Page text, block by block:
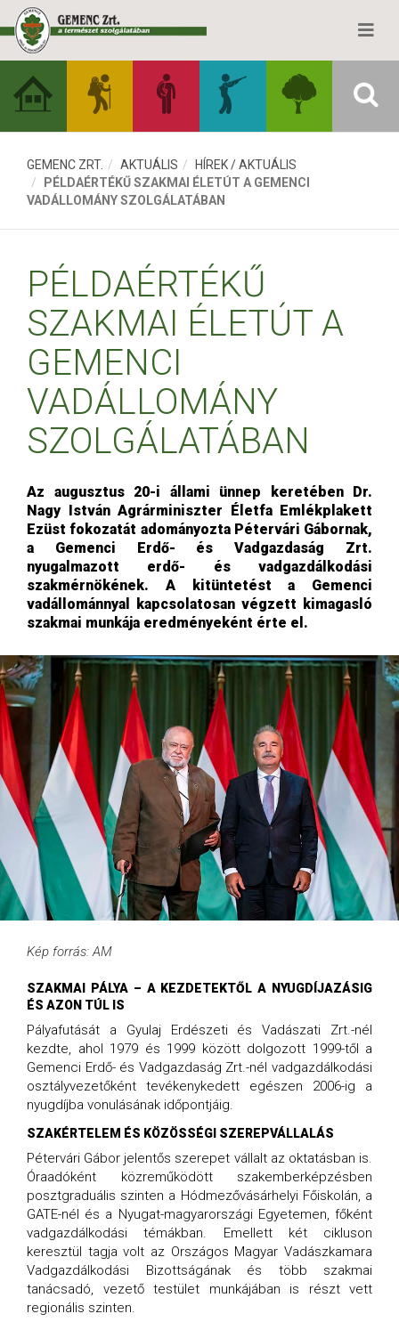
GEMENC ZRT. AKTUÁLIS
HÍREK / AKTUÁLIS
PÉLDAÉRTÉKŰ SZAKMAI ÉLETÚT A GEMENCI
VADÁLLOMÁNY SZOLGÁLATÁBAN
PÉLDAÉRTÉKŰ
SZAKMAI ÉLETÚT A
GEMENCI
VADÁLLOMÁNY
SZOLGÁLATÁBAN
Az augusztus 20-i állami ünnep keretében Dr.
Nagy István Agrárminiszter Életfa Emlékplakett
Ezüst fokozatát adományozta Pétervári Gábornak,
a Gemenci Erdő- és Vadgazdaság Zrt.
nyugalmazott erdő- és vadgazdálkodási
szakmérnökének. A kitüntetést a Gemenci
vadállománnyal kapcsolatosan végzett kimagasló
szakmai munkája eredményeként érte el.
Kép forrás: AM
SZAKMAI PÁLYA – A KEZDETEKTŐL A NYUGDÍJAZÁSIG
ÉS AZON TÚL IS
Pályafutását a Gyulaj Erdészeti és Vadászati Zrt.-nél
kezdte, ahol 1979 és 1999 között dolgozott 1999-től a
Gemenci Erdő- és Vadgazdaság Zrt.-nél vadgazdálkodási
osztályvezetőként tevékenykedett egészen 2006-ig a
nyugdíjba vonulásának időpontjáig.
SZAKÉRTELEM ÉS KÖZÖSSÉGI SZEREPVÁLLALÁS
Pétervári Gábor jelentős szerepet vállalt az oktatásban is.
Óraadóként közreműködött szakemberképzésben
posztgraduális szinten a Hódmezővásárhelyi Főiskolán, a
GATE-nél és a Nyugat-magyarországi Egyetemen, főként
vadgazdálkodási témákban. Emellett két cikluson
keresztül tagja volt az Országos Magyar Vadászkamara
Vadgazdálkodási Bizottságának és több szakmai
tanácsadó, vezető testület munkájában is részt vett
regionális szinten.